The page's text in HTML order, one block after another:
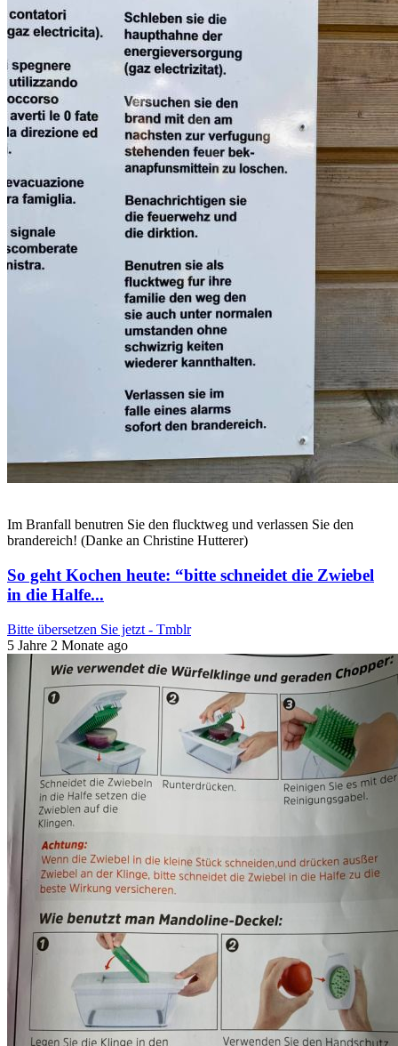
Im Branfall benutren Sie den flucktweg und verlassen Sie den
brandereich! (Danke an Christine Hutterer)
So geht Kochen heute: “bitte schneidet die Zwiebel
in die Halfe...
Bitte übersetzen Sie jetzt - Tmblr
5 Jahre 2 Monate ago